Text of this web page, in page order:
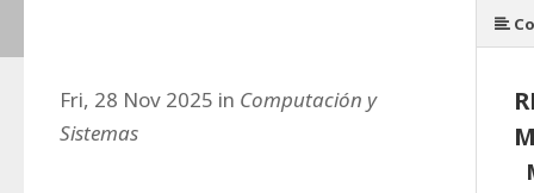
Fri, 28 Nov 2025 in Computación y
Sistemas